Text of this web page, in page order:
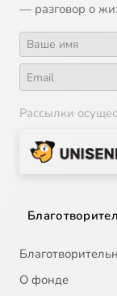
15 3-
4-
17
18
21
— разговор о
Рассылки
О фонде